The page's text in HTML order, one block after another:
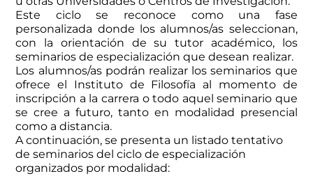
Este ciclo se reconoce como una fase
personalizada donde los alumnos/as seleccionan,
con la orientación de su tutor académico, los
seminarios de especialización que desean realizar.
Los alumnos/as podrán realizar los seminarios que
ofrece el Instituto de Filosofía al momento de
inscripción a la carrera o todo aquel seminario que
se cree a futuro, tanto en modalidad presencial
como a distancia.
A continuación, se presenta un listado tentativo
de seminarios del ciclo de especialización
organizados por modalidad: